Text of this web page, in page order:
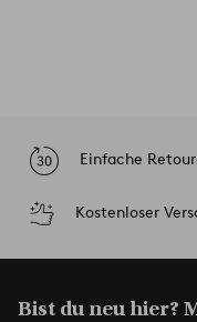
Einfache
Kostenloser
Bist du neu hier?